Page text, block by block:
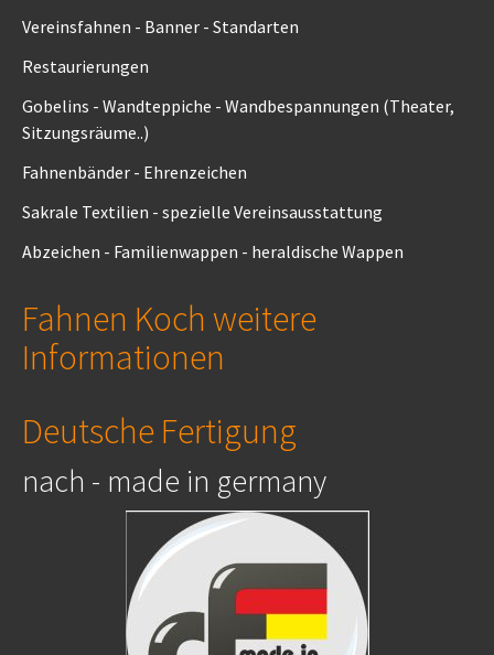
Vereinsfahnen - Banner - Standarten
Restaurierungen
Gobelins - Wandteppiche - Wandbespannungen (Theater,
Sitzungsräume..)
Fahnenbänder - Ehrenzeichen
Sakrale Textilien - spezielle Vereinsausstattung
Abzeichen - Familienwappen - heraldische Wappen
Fahnen Koch weitere
Informationen
Deutsche Fertigung
nach - made in germany